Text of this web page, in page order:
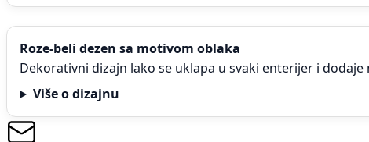
Roze-beli dezen sa motivom oblaka
Dekorativni dizajn lako se uklapa u svaki enterijer i
Više o dizajnu